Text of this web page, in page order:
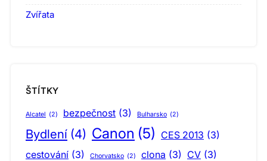
Zvířata
ŠTÍTKY
Alcatel (2) bezpečnost (3) Bulharsko (2)
Bydlení (4) Canon (5) CES 2013 (3)
cestování (3) Chorvatsko (2) clona (3) CV (3)